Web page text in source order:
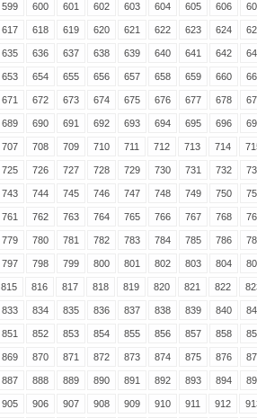
599 600 601 602 603 604 605 606
617 618 619 620 621 622 623 624
635 636 637 638 639 640 641 642
653 654 655 656 657 658 659 660
671 672 673 674 675 676 677 678
689 690 691 692 693 694 695 696
707 708 709 710 711 712 713 714
725 726 727 728 729 730 731 732
743 744 745 746 747 748 749 750
761 762 763 764 765 766 767 768
779 780 781 782 783 784 785 786
797 798 799 800 801 802 803 804
815 816 817 818 819 820 821 822
833 834 835 836 837 838 839 840
851 852 853 854 855 856 857 858
869 870 871 872 873 874 875 876
887 888 889 890 891 892 893 894
905 906 907 908 909 910 911 912